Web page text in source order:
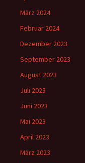
März 2024
Februar 2024
Dezember 2023
September 2023
August 2023
Juli 2023
Juni 2023
Mai 2023
April 2023
März 2023